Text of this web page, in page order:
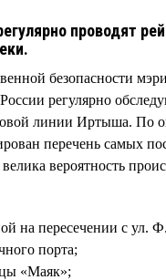
проводят
безопасности
регулярно
линии Иртыша. По
перечень самых
вероятность
на пересечении с ул.
порта;
«Маяк»;